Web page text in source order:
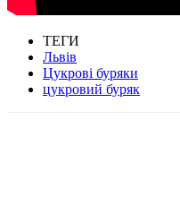
ТЕГИ
Львів
Цукрові буряки
цукровий буряк